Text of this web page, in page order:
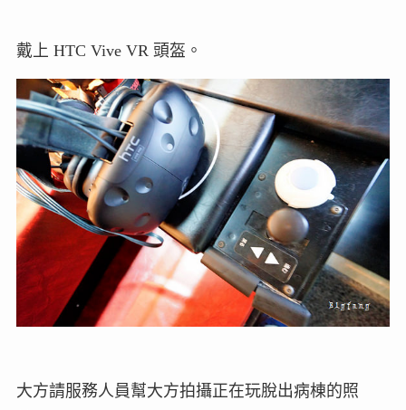
戴上 HTC Vive VR 頭盔。
大方請服務人員幫大方拍攝正在玩脫出病棟的照